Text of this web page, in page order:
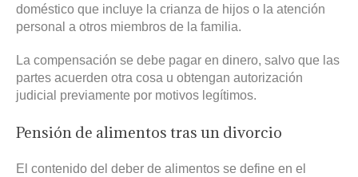
doméstico que incluye la crianza de hijos o la atención
personal a otros miembros de la familia.
La compensación se debe pagar en dinero, salvo que las
partes acuerden otra cosa u obtengan autorización
judicial previamente por motivos legítimos.
Pensión de alimentos tras un divorcio
El contenido del deber de alimentos se define en el